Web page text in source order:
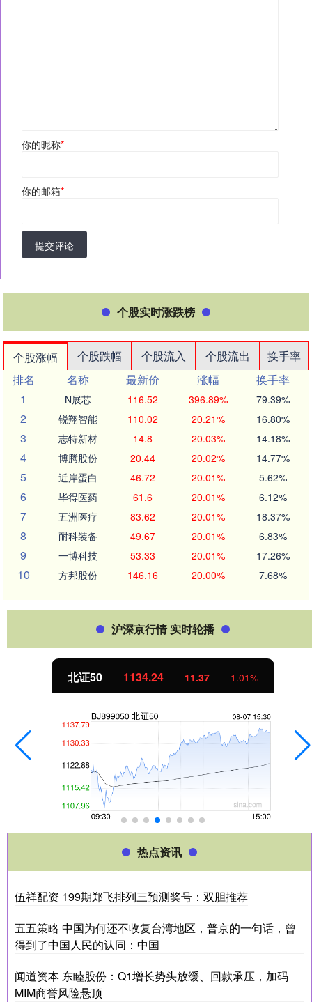
你的昵称*
你的邮箱*
提交评论
个股实时涨跌榜
个股涨幅 个股跌幅 个股流入 个股流出
换手率
排名
名称 最新价 涨幅
换手率
1
N展芯 116.52 396.89% 79.39%
2 锐翔智能 110.02 20.21% 16.80%
3 志特新材 14.8 20.03% 14.18%
4 博腾股份 20.44 20.02% 14.77%
5 近岸蛋白 46.72 20.01% 5.62%
6 毕得医药 61.6 20.01% 6.12%
7 五洲医疗 83.62 20.01% 18.37%
8 耐科装备 49.67 20.01% 6.83%
9 一博科技 53.33 20.01% 17.26%
10 方邦股份 146.16 20.00% 7.68%
沪深京行情 实时轮播
北证50 1134.24 11.37 1.01%
热点资讯
伍祥配资 199期郑飞排列三预测奖号：双胆推荐
五五策略 中国为何还不收复台湾地区，普京的一句话，曾
得到了中国人民的认同：中国
闻道资本 东睦股份：Q1增长势头放缓、回款承压，加码
MIM商誉风险悬顶